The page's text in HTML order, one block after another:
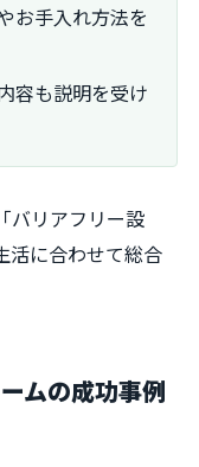
お手入れ方法を
容も説明を受け
バリアフリー設
活に合わせて総合
ムの成功事例